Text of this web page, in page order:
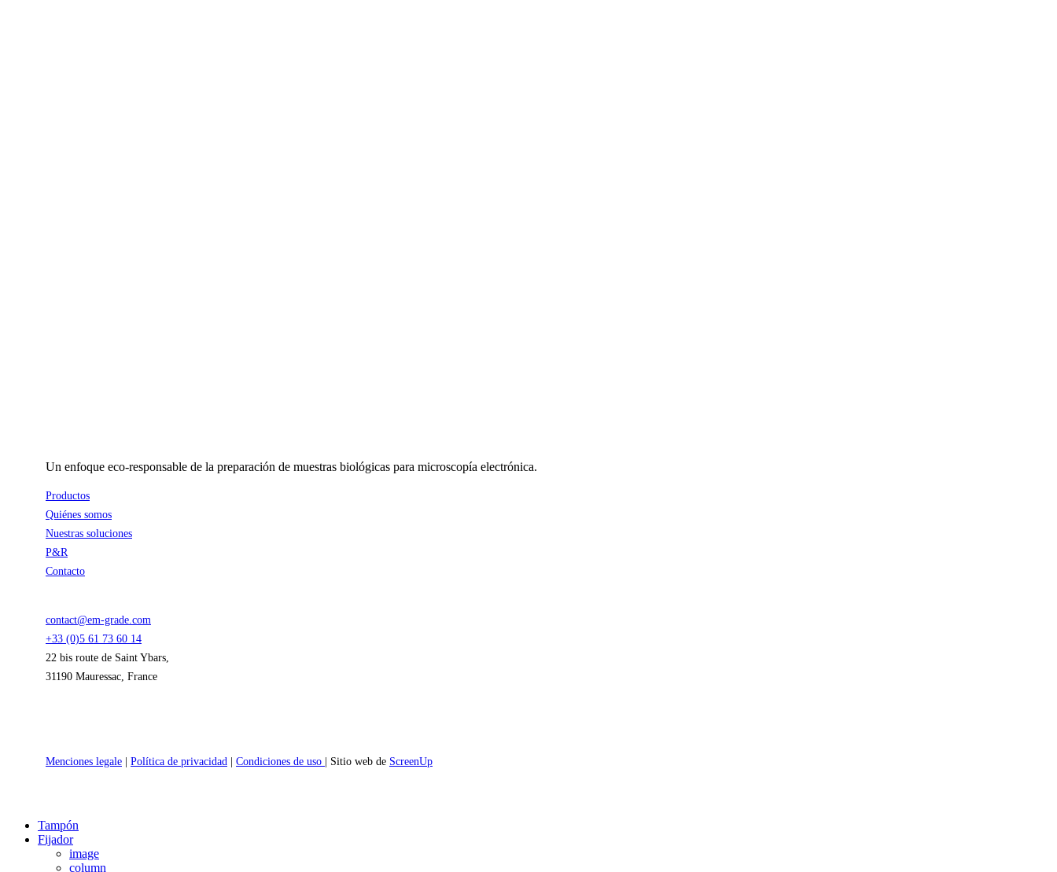
Un enfoque eco-responsable de la preparación de muestras biológicas para microscopía electrónica.
Productos
Quiénes somos
Nuestras soluciones
P&R
Contacto
contact@em-grade.com
+33 (0)5 61 73 60 14
22 bis route de Saint Ybars,
31190 Mauressac, France
Menciones legale Política de privacidad Condiciones de uso | Sitio web de ScreenUp
Close
Menu
Tampón
Fijador
image
column